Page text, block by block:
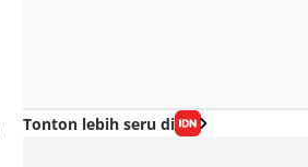
Tonton lebih seru di